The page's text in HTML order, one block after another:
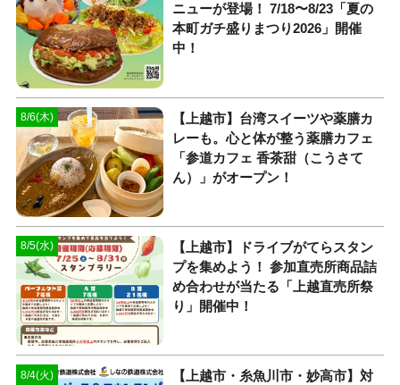
ニューが登場！ 7/18〜8/23「夏の
本町ガチ盛りまつり2026」開催
中！
8/6(木)
【上越市】台湾スイーツや薬膳カ
レーも。心と体が整う薬膳カフェ
「参道カフェ 香茶甜（こうさて
ん）」がオープン！
8/5(水)
【上越市】ドライブがてらスタン
プを集めよう！ 参加直売所商品詰
め合わせが当たる「上越直売所祭
り」開催中！
8/4(火)
【上越市・糸魚川市・妙高市】対